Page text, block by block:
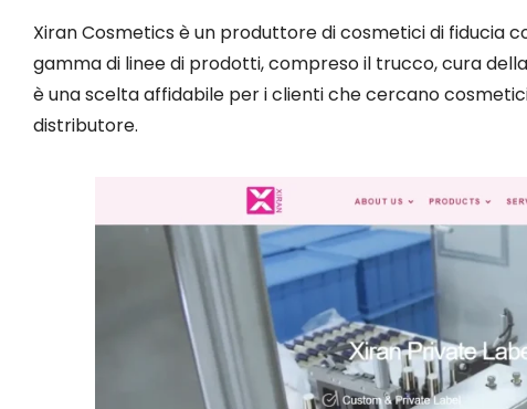
Xiran Cosmetics è un produttore di cosmetici di fiducia
gamma di linee di prodotti, compreso il trucco, cura
è una scelta affidabile per i clienti che cercano
distributore.